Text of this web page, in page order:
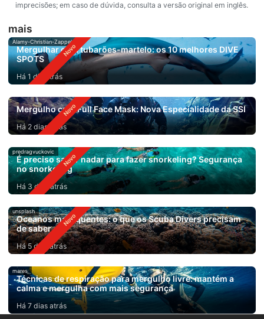
imprecisões; em caso de dúvida, consulta a versão original em inglês.
mais
Alamy-Christian-Zappel
Mergulhar com tubarões-martelo: os 10 melhores DIVE
SPOTS
Há 1 dia atrás
Mergulho com Full Face Mask: Nova Especialidade da SSI
Há 2 dias atrás
predragvuckovic
É preciso saber nadar para fazer snorkeling? Segurança
no snorkeling
Há 3 dias atrás
unsplash
Oceanos mais quentes: o que os Scuba Divers precisam
de saber
Há 5 dias atrás
mares
Técnicas de respiração para mergulho livre: mantém a
calma e mergulha com mais segurança
Há 7 dias atrás